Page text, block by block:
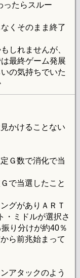
ったらスルー
くそのまま終了
しれませんが、
最終ゲーム発展
の気持ちでいた
かけることない
Ｇ数で消化で当
で当選したこと
グがありＡＲＴ
・ミドルが選択さ
り分けが約40％
ら前兆始まって
アタックのよう